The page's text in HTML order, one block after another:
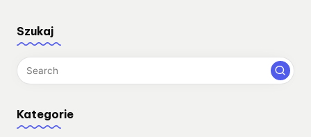
Szukaj
Kategorie